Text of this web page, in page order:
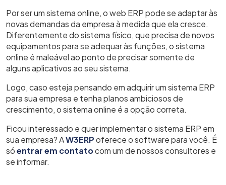
Por ser um sistema online, o web ERP pode se adaptar às
novas demandas da empresa à medida que ela cresce.
Diferentemente do sistema físico, que precisa de novos
equipamentos para se adequar às funções, o sistema
online é maleável ao ponto de precisar somente de
alguns aplicativos ao seu sistema.
Logo, caso esteja pensando em adquirir um sistema ERP
para sua empresa e tenha planos ambiciosos de
crescimento, o sistema online é a opção correta.
Ficou interessado e quer implementar o sistema ERP em
sua empresa? AW3ERPoferece o software para você. É
sóentrar em contatocom um de nossos consultores e
se informar.